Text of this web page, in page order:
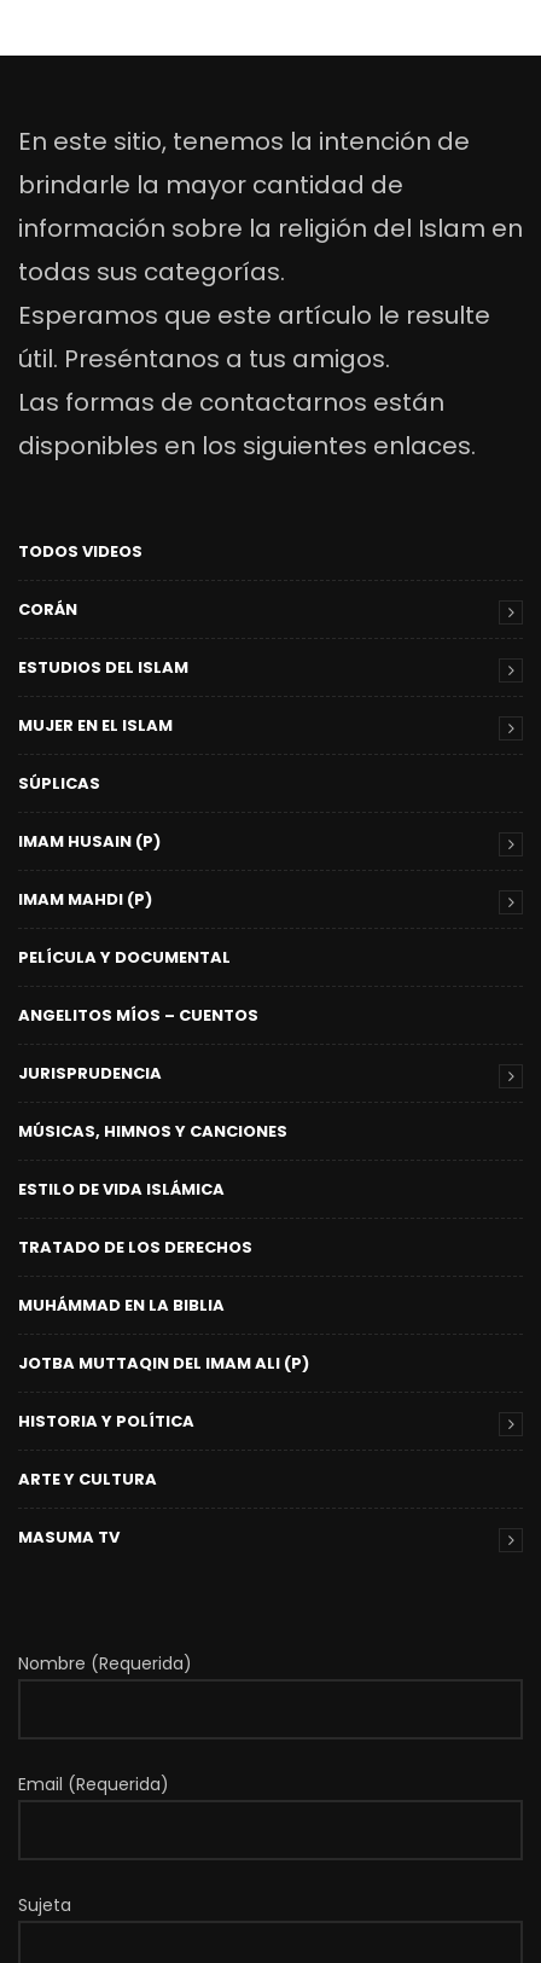
En este sitio, tenemos la intención de
brindarle la mayor cantidad de
información sobre la religión del Islam en
todas sus categorías.
Esperamos que este artículo le resulte
útil. Preséntanos a tus amigos.
Las formas de contactarnos están
disponibles en los siguientes enlaces.
TODOS VIDEOS
CORÁN
ESTUDIOS DEL ISLAM
MUJER EN EL ISLAM
SÚPLICAS
IMAM HUSAIN (P)
IMAM MAHDI (P)
PELÍCULA Y DOCUMENTAL
ANGELITOS MÍOS – CUENTOS
JURISPRUDENCIA
MÚSICAS, HIMNOS Y CANCIONES
ESTILO DE VIDA ISLÁMICA
TRATADO DE LOS DERECHOS
MUHÁMMAD EN LA BIBLIA
JOTBA MUTTAQIN DEL IMAM ALI (P)
HISTORIA Y POLÍTICA
ARTE Y CULTURA
MASUMA TV
Nombre (Requerida)
Email (Requerida)
Sujeta